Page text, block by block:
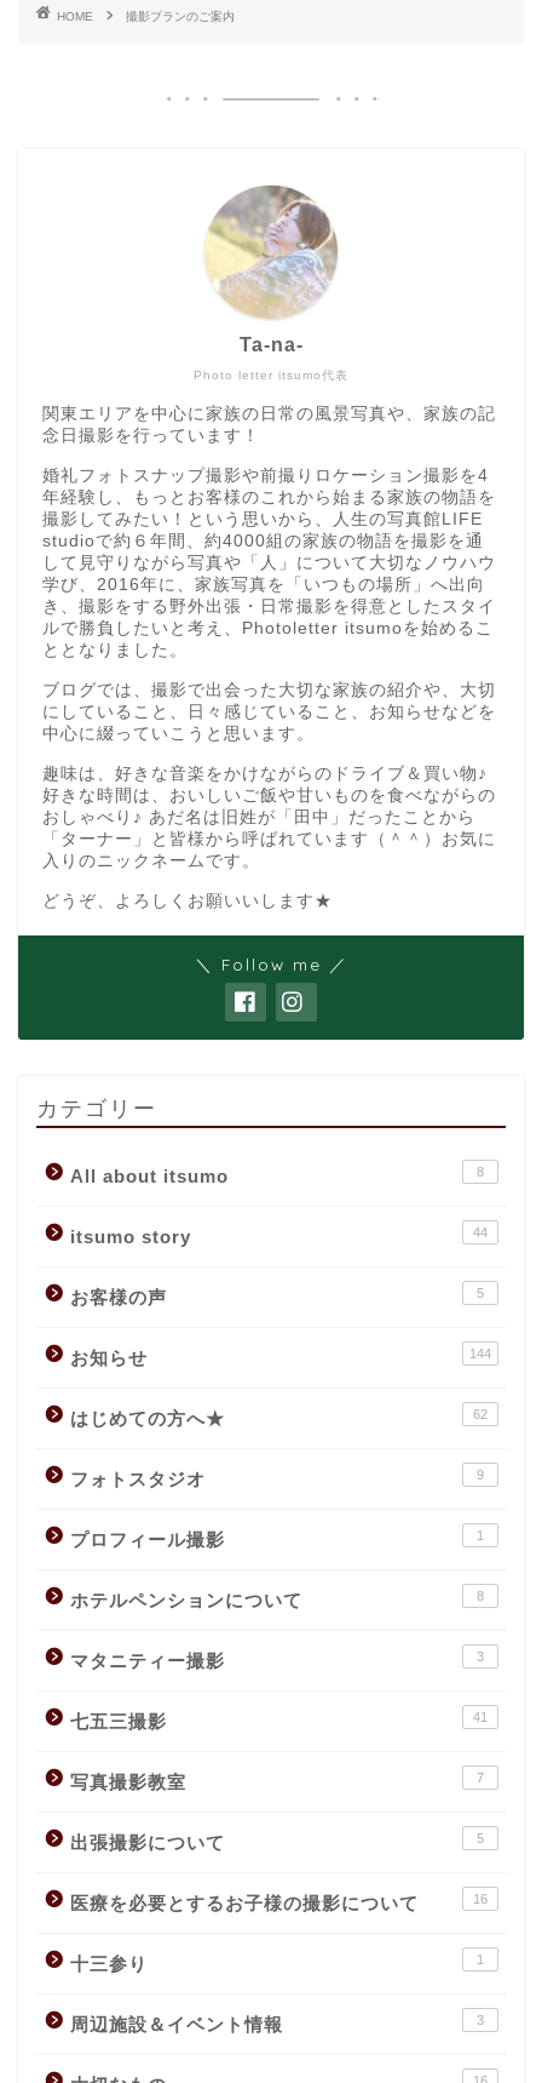
HOME 撮影プランのご案内
Photo letter itsumo代表
Ta-na-
関東エリアを中心に家族の日常の風景写真や、家族の記
念日撮影を行っています！
婚礼フォトスナップ撮影や前撮りロケーション撮影を4
年経験し、もっとお客様のこれから始まる家族の物語を
撮影してみたい！という思いから、人生の写真館LIFE
studioで約６年間、約4000組の家族の物語を撮影を通
して見守りながら写真や「人」について大切なノウハウ
学び、2016年に、家族写真を「いつもの場所」へ出向
き、撮影をする野外出張・日常撮影を得意としたスタイ
ルで勝負したいと考え、Photoletter itsumoを始めるこ
ととなりました。
ブログでは、撮影で出会った大切な家族の紹介や、大切
にしていること、日々感じていること、お知らせなどを
中心に綴っていこうと思います。
趣味は、好きな音楽をかけながらのドライブ＆買い物♪
好きな時間は、おいしいご飯や甘いものを食べながらの
おしゃべり♪ あだ名は旧姓が「田中」だったことから
「ターナー」と皆様から呼ばれています（＾＾）お気に
入りのニックネームです。
どうぞ、よろしくお願いいします★
＼ Follow me ／
カテゴリー
All about itsumo 8
itsumo story 44
お客様の声 5
お知らせ 144
はじめての方へ★ 62
フォトスタジオ 9
プロフィール撮影 1
ホテルペンションについて 8
マタニティー撮影 3
七五三撮影 41
写真撮影教室 7
出張撮影について 5
医療を必要とするお子様の撮影について 16
十三参り 1
周辺施設＆イベント情報 3